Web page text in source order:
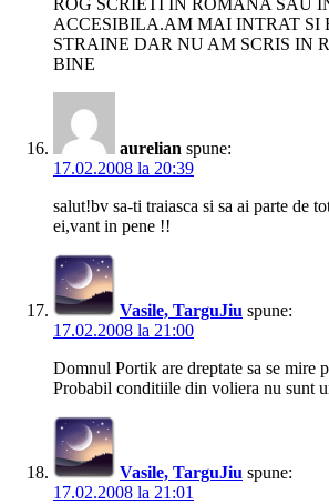
ROG SCRIETI IN ROMANA SAU
ACCESIBILA.AM MAI INTRAT SI
STRAINE DAR NU AM SCRIS IN
BINE
aurelian spune:
17.02.2008 la 20:39
salut!bv sa-ti traiasca si sa ai parte de
ei,vant in pene !!
Vasile, TarguJiu spune:
17.02.2008 la 21:00
Domnul Portik are dreptate sa se mire
Probabil conditiile din voliera nu sunt
Vasile, TarguJiu spune:
17.02.2008 la 21:01